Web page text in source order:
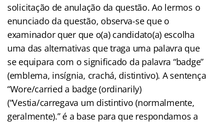
solicitação de anulação da questão. Ao lermos o
enunciado da questão, observa-se que o
examinador quer que o(a) candidato(a) escolha
uma das alternativas que traga uma palavra que
se equipara com o significado da palavra “badge”
(emblema, insígnia, crachá, distintivo). A sentença
“Wore/carried a badge (ordinarily)
(“Vestia/carregava um distintivo (normalmente,
geralmente).” é a base para que respondamos a